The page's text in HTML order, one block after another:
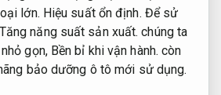
lớn. Hiệu suất ổn định. Để sử
Tăng năng suất sản xuất. chúng ta
gọn, Bền bỉ khi vận hành. còn
bảo dưỡng ô tô mới sử dụng.